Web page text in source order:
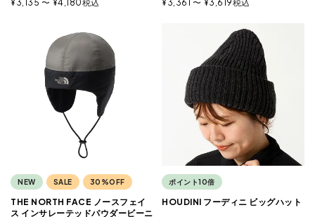
¥3,135 〜 ¥4,180税込
¥3,361 〜 ¥3,619税込
NEW SALE 30%OFF
THE NORTH FACE ノースフェイ
ス インサレーテッドパウダービーニ
ポイント10倍
HOUDINI フーディニ ビッグハット